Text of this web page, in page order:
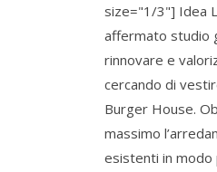
size="1/3"] Idea
affermato studio
rinnovare e
cercando di
Burger House.
massimo
esistenti in modo